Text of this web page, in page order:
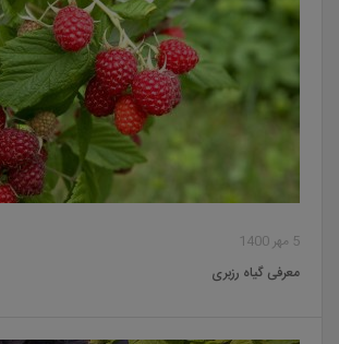
5 مهر 1400
معرفی گیاه رزبری